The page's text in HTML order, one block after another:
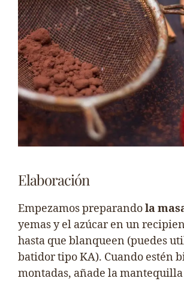
Elaboración
Empezamos preparandola
yemas y el azúcar en un
hasta que blanqueen (puedes
batidor tipo KA). Cuando estén
montadas, añade la